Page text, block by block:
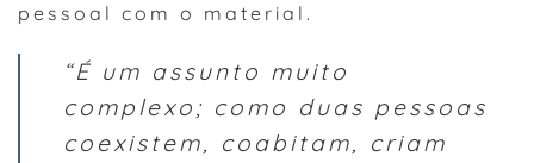
pessoal com o material.
“É um assunto muito
complexo; como duas pessoas
coexistem, coabitam, criam